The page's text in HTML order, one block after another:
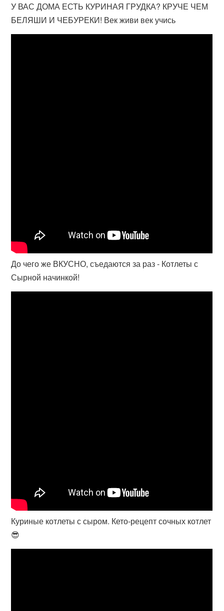
У ВАС ДОМА ЕСТЬ КУРИНАЯ ГРУДКА? КРУЧЕ ЧЕМ
БЕЛЯШИ И ЧЕБУРЕКИ! Век живи век учись
До чего же ВКУСНО, съедаются за раз - Котлеты с
Сырной начинкой!
Куриные котлеты с сыром. Кето-рецепт сочных котлет
😎